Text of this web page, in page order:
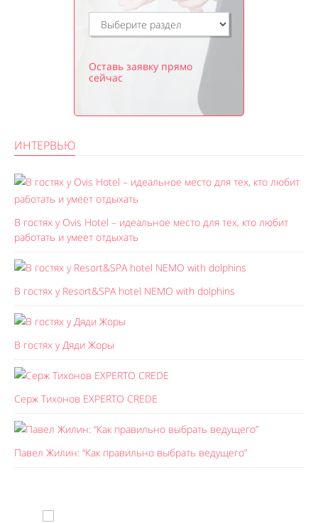
Оставь заявку прямо
сейчас
ИНТЕРВЬЮ
В гостях у Ovis Hotel – идеальное место для тех, кто любит
работать и умеет отдыхать
В гостях у Resort&SPA hotel NEMO with dolphins
В гостях у Дяди Жоры
Серж Тихонов EXPERTO CREDE
Павел Жилин: “Как правильно выбрать ведущего”